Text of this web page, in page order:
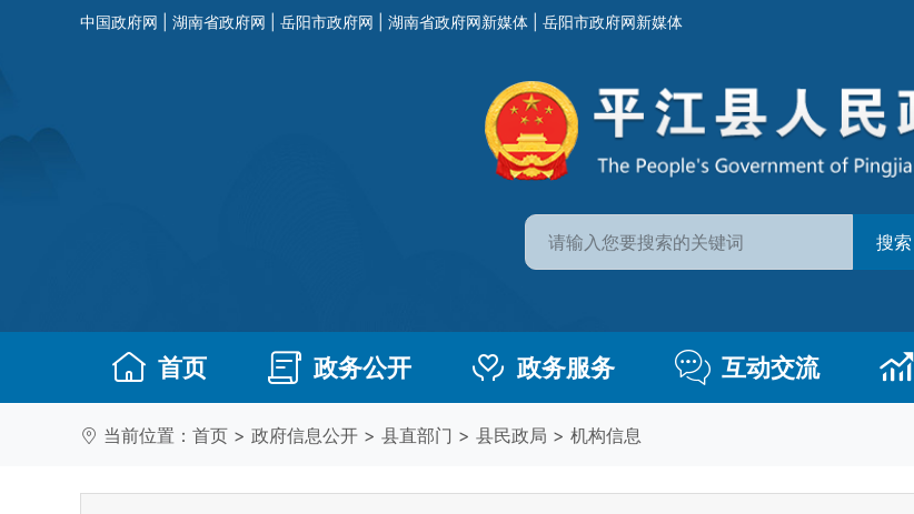
中国政府网 湖南省政府网 岳阳市政府网 湖南省政府网新媒体 岳阳市政府网新媒体
搜索
首页 政务公开 政务服务 互动交流
当前位置： 首页 > 政府信息公开 > 县直部门 > 县民政局 > 机构信息